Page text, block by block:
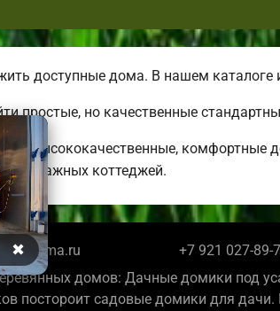
доступные дома. В нашем
простые, но качественные
высококачественные, комфортные
коттеджей.
+7 921 027-89-
домов: Дачные домики под
постороит садовые домики для
✖